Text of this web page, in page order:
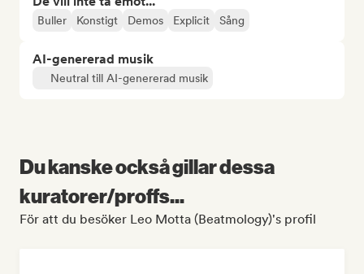
Buller Konstigt Demos Explicit Sång
AI-genererad musik
Neutral till AI-genererad musik
Du kanske också gillar dessa
kuratorer/proffs...
För att du besöker Leo Motta (Beatmology)'s profil